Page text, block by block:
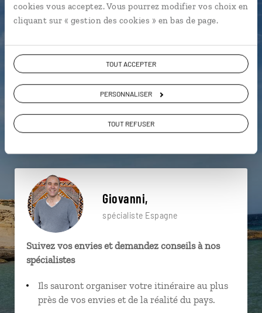
cookies vous acceptez. Vous pourrez modifier vos choix en
cliquant sur « gestion des cookies » en bas de page.
TOUT ACCEPTER
PERSONNALISER
TOUT REFUSER
Cap Finisterre - Galice Côte de la Mort - Galice
Cathédrale de St Jacques de Compostelle - Galice
Cathédrale de St Jacques de Compostelle - Galice
Giovanni,
spécialiste Espagne
Suivez vos envies et demandez conseils à nos
spécialistes
Ils sauront organiser votre itinéraire au plus
près de vos envies et de la réalité du pays.